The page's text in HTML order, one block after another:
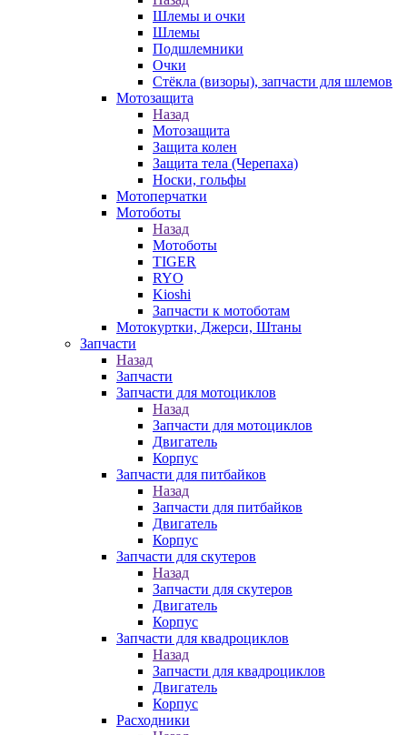
Шлемы и очки
Шлемы
Подшлемники
Очки
Стёкла (визоры), запчасти для шлемов
Мотозащита
Назад
Мотозащита
Защита колен
Защита тела (Черепаха)
Носки, гольфы
Мотоперчатки
Мотоботы
Назад
Мотоботы
TIGER
RYO
Kioshi
Запчасти к мотоботам
Мотокуртки, Джерси, Штаны
Запчасти
Назад
Запчасти
Запчасти для мотоциклов
Назад
Запчасти для мотоциклов
Двигатель
Корпус
Запчасти для питбайков
Назад
Запчасти для питбайков
Двигатель
Корпус
Запчасти для скутеров
Назад
Запчасти для скутеров
Двигатель
Корпус
Запчасти для квадроциклов
Назад
Запчасти для квадроциклов
Двигатель
Корпус
Расходники